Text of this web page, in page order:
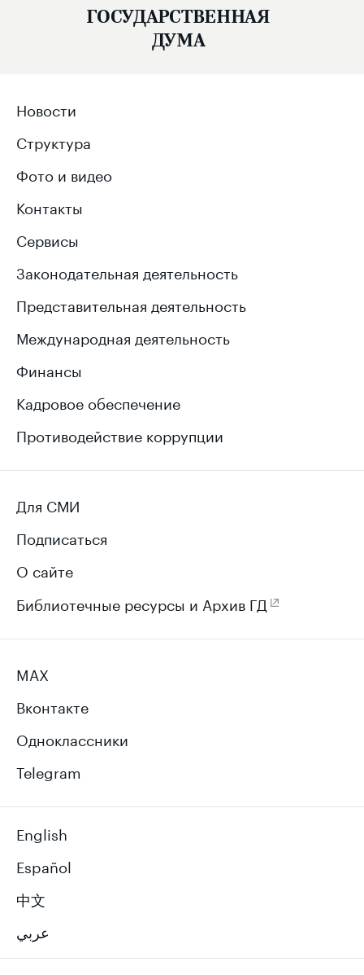
ГОСУДАРСТВЕННАЯ
ДУМА
Новости
Структура
Фото и видео
Контакты
Сервисы
Законодательная деятельность
Представительная деятельность
Международная деятельность
Финансы
Кадровое обеспечение
Противодействие коррупции
Для СМИ
Подписаться
О сайте
Библиотечные ресурсы и Архив ГД
MAX
Вконтакте
Одноклассники
Telegram
English
Español
中文
عربي